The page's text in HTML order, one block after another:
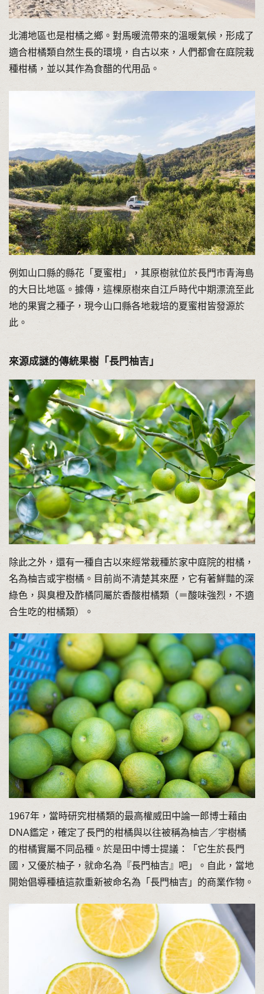
北浦地區也是柑橘之鄉。對馬暖流帶來的溫暖氣候，形成了
適合柑橘類自然生長的環境，自古以來，人們都會在庭院栽
種柑橘，並以其作為食醋的代用品。
例如山口縣的縣花「夏蜜柑」，其原樹就位於長門市青海島
的大日比地區。據傳，這棵原樹來自江戶時代中期漂流至此
地的果實之種子，現今山口縣各地栽培的夏蜜柑皆發源於
此。
來源成謎的傳統果樹「長門柚吉」
除此之外，還有一種自古以來經常栽種於家中庭院的柑橘，
名為柚吉或宇樹橘。目前尚不清楚其來歷，它有著鮮豔的深
綠色，與臭橙及酢橘同屬於香酸柑橘類（＝酸味強烈，不適
合生吃的柑橘類）。
1967年，當時研究柑橘類的最高權威田中論一郎博士藉由
DNA鑑定，確定了長門的柑橘與以往被稱為柚吉／宇樹橘
的柑橘實屬不同品種。於是田中博士提議：「它生於長門
國，又優於柚子，就命名為『長門柚吉』吧」。自此，當地
開始倡導種植這款重新被命名為「長門柚吉」的商業作物。